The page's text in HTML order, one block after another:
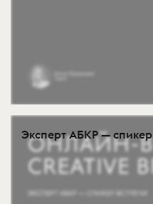
Эксперт АБКР — спикер